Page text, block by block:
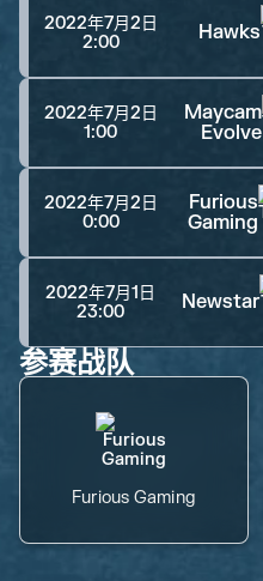
2022年7月2日
2:00
Hawks
2022年7月2日
1:00
Maycam
Evolve
2022年7月2日
0:00
Furious
Gaming
2022年7月1日
23:00
Newstar
参赛战队
Furious Gaming